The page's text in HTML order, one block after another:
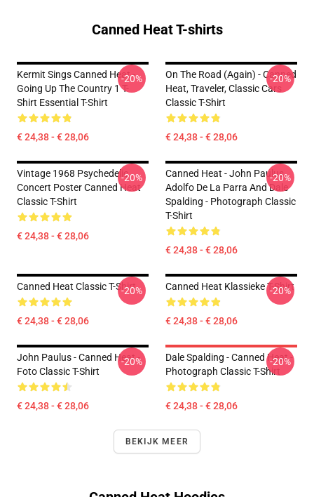
Canned Heat T-shirts
Kermit Sings Canned Heat -
Going Up The Country 1 T-
Shirt Essential T-Shirt
€ 24,38 - € 28,06
-20%
On The Road (again) - Canned
Heat, Traveler, Classic Cars
Classic T-Shirt
€ 24,38 - € 28,06
-20%
Vintage 1968 Psychedelic
Concert Poster Canned Heat
Classic T-Shirt
€ 24,38 - € 28,06
-20%
Canned Heat - John Paulus,
Adolfo De La Parra And Dale
Spalding - Photograph Classic
T-Shirt
€ 24,38 - € 28,06
-20%
Canned Heat Classic T-Shirt
€ 24,38 - € 28,06
-20% Canned Heat Klassieke T-Shirt
€ 24,38 - € 28,06
-20%
John Paulus - Canned Heat -
Foto Classic T-Shirt
€ 24,38 - € 28,06
-20%
Dale Spalding - Canned Heat -
Photograph Classic T-Shirt
€ 24,38 - € 28,06
-20%
BEKIJK MEER